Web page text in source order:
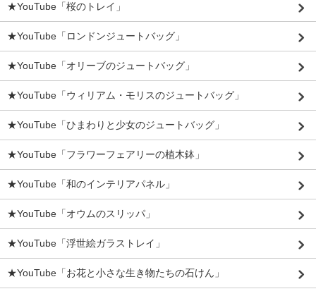
★YouTube「桜のトレイ」
★YouTube「ロンドンジュートバッグ」
★YouTube「オリーブのジュートバッグ」
★YouTube「ウィリアム・モリスのジュートバッグ」
★YouTube「ひまわりと少女のジュートバッグ」
★YouTube「フラワーフェアリーの植木鉢」
★YouTube「和のインテリアパネル」
★YouTube「オウムのスリッパ」
★YouTube「浮世絵ガラストレイ」
★YouTube「お花と小さな生き物たちの石けん」